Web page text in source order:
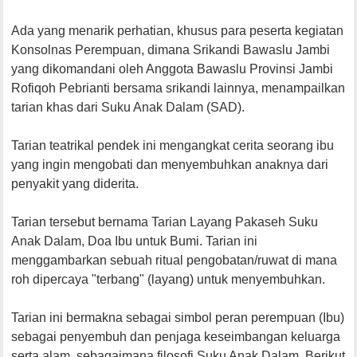
Ada yang menarik perhatian, khusus para peserta kegiatan
Konsolnas Perempuan, dimana Srikandi Bawaslu Jambi
yang dikomandani oleh Anggota Bawaslu Provinsi Jambi
Rofiqoh Pebrianti bersama srikandi lainnya, menampailkan
tarian khas dari Suku Anak Dalam (SAD).
Tarian teatrikal pendek ini mengangkat cerita seorang ibu
yang ingin mengobati dan menyembuhkan anaknya dari
penyakit yang diderita.
Tarian tersebut bernama Tarian Layang Pakaseh Suku
Anak Dalam, Doa Ibu untuk Bumi. Tarian ini
menggambarkan sebuah ritual pengobatan/ruwat di mana
roh dipercaya "terbang" (layang) untuk menyembuhkan.
Tarian ini bermakna sebagai simbol peran perempuan (Ibu)
sebagai penyembuh dan penjaga keseimbangan keluarga